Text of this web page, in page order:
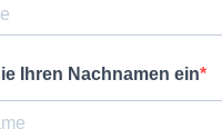
Ihren Nachnamen ein